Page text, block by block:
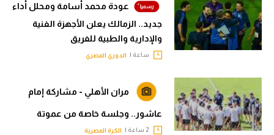
عودة محمد أسامة ومحلل أداء
جديد.. الزمالك يعلن الأجهزة الفنية
والإدارية والطبية للفريق
ساعة | الدوري المصري
مران الأهلي - مشاركة إمام
عاشور.. وجلسة خاصة من عموتة
الكرة المصرية